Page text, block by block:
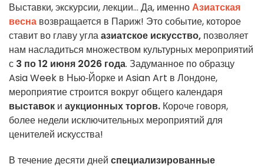
Выставки, экскурсии, лекции... Да, именноАзиатская
весна возвращается в Париж! Это событие, которое
ставит во главу углаазиатское искусство, позволяет
нам насладиться множеством культурных мероприятий
с 3 по 12 июня 2026 года. Задуманное по образцу
Asia Week в Нью‑Йорке и Asian Art в Лондоне,
мероприятие строится вокруг общего календаря
выставок и аукционных торгов. Короче говоря,
более недели исключительных мероприятий для
ценителей искусства!
В течение десяти дней специализированные